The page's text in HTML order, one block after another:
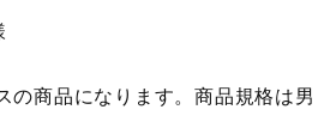
の商品になります。商品規格は男